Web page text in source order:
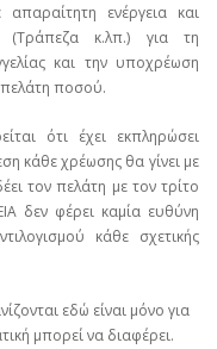
ενέργεια και
κ.λπ.) για τη
και την υποχρέωση
ποσού.
ότι έχει εκπληρώσει
κάθε χρέωσης θα γίνει με
τον πελάτη με τον τρίτο
δεν φέρει καμία ευθύνη
κάθε σχετικής
εδώ είναι μόνο για
μπορεί να διαφέρει.